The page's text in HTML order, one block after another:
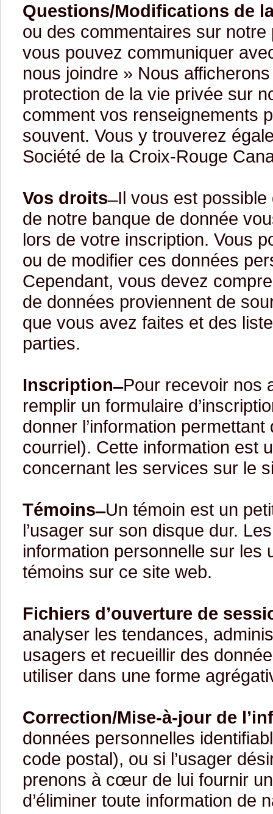
Questions/Modifications de
ou des commentaires sur
vous pouvez communiquer
nous joindre » Nous
protection de la vie privée sur
comment vos renseignements
souvent. Vous y trouverez
Société de la Croix-Rouge
Vos droits Il vous est possible
de notre banque de donnée
lors de votre inscription. Vous
ou de modifier ces données
Cependant, vous devez
de données proviennent de
que vous avez faites et des
parties.
Inscription ̶Pour recevoir nos
remplir un formulaire
donner l’information
courriel). Cette information est
concernant les services sur le
Témoins ̶Un témoin est un
l’usager sur son disque dur.
information personnelle sur les
témoins sur ce site web.
Fichiers d’ouverture de
analyser les tendances,
usagers et recueillir des
utiliser dans une forme
Correction/Mise-à-jour de
données personnelles
code postal), ou si l’usager
prenons à cœur de lui fournir
d’éliminer toute information de